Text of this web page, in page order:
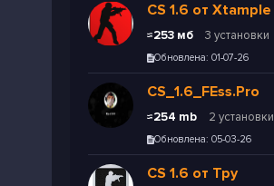
CS 1.6 от Xtample
≈253 мб 3 установки
Обновлена: 01-07-26
CS_1.6_FEss.Pro
≈254 mb 2 установки
Обновлена: 05-03-26
CS 1.6 от Тру